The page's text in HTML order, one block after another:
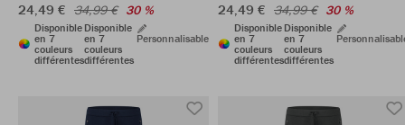
24,49 € 34,99 € 30 %
Disponible
en 7
couleurs
différentes
Disponible
en 7
couleurs
différentes
Personnalisable
24,49 € 34,99 € 30 %
Disponible
en 7
couleurs
différentes
Disponible
en 7
couleurs
différentes